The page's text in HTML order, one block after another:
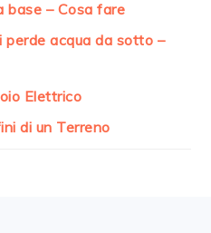
base​ – Cosa fare
acqua da sotto​ –
Elettrico
di un Terreno